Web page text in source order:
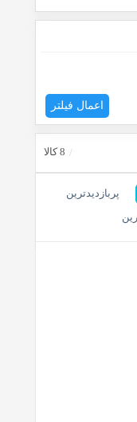
اعمال فیلتر
8 کالا
پربازدیدترین